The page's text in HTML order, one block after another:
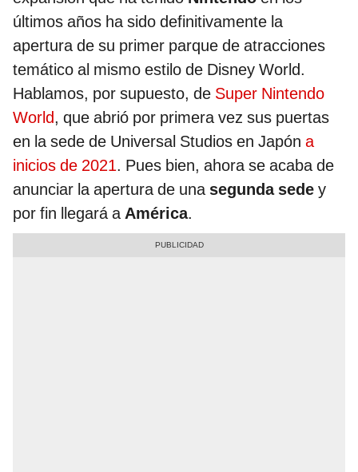
últimos años ha sido definitivamente la
apertura de su primer parque de atracciones
temático al mismo estilo de Disney World.
Hablamos, por supuesto, de Super Nintendo
World, que abrió por primera vez sus puertas
en la sede de Universal Studios en Japón a
inicios de 2021. Pues bien, ahora se acaba de
anunciar la apertura de una segunda sede y
por fin llegará aAmérica.